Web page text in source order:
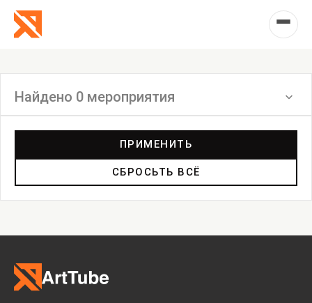
Найдено 0 мероприятия
Дискуссия
Пост-релиз
Пресс-конференция
ПРИМЕНИТЬ
СБРОСЬТЬ ВСЁ